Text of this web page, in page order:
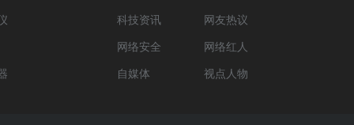
科技资讯
网友热议
网络安全
网络红人
自媒体
视点人物